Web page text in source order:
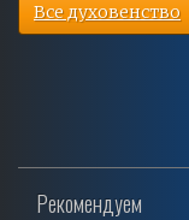
Все духовенство
Рекомендуем